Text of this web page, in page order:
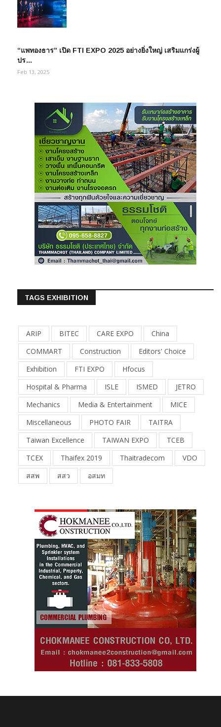
“แพทองธาร” เปิด FTI EXPO 2025 อย่างยิ่งใหญ่ เสริมแกร่งผู้
ปร…
Feb 13, 2025
TAGS EXHIBITION
ARIP BITEC CARE EXPO
China
COMMART
Construction
Editors' Choice
Exhibition
FTI EXPO
Hfocus
Hospital & Pharma
ISLE ISMED
JETRO
Mechanics
Media & Entertainment
MICE
Miscellaneous
PHOTO FAIR
TAITRA
Taiwan Excellence
TAIWAN EXPO
TCEB
TCEX
Thaifex 2019 Thaitradecom
VDO
สสพ
สสว อสมท